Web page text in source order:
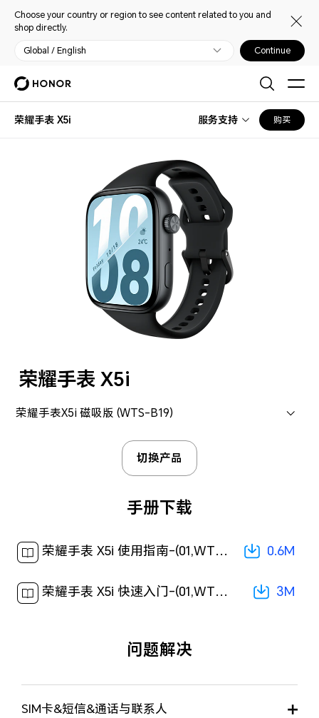
Choose your country or region to see content related to you and
shop directly.
Global / English Continue
荣耀手表 X5i 服务支持 购买
荣耀手表 X5i
荣耀手表X5i 磁吸版 (WTS-B19)
切换产品
手册下载
荣耀手表 X5i 使用指南-(01,WTS-B19,zh-CN)[ 0.6M ] 0.6M
荣耀手表 X5i 快速入门-(01,WTS-B19,zh-CN)[ 3M ] 3M
问题解决
SIM卡&短信&通话与联系人